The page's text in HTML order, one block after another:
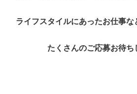
ライフスタイルにあったお仕事
たくさんのご応募お待ち